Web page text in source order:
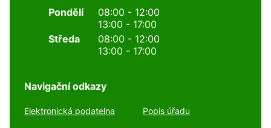
Pondělí
08:00 - 12:00
13:00 - 17:00
Středa
08:00 - 12:00
13:00 - 17:00
Navigační odkazy
Elektronická podatelna Popis úřadu